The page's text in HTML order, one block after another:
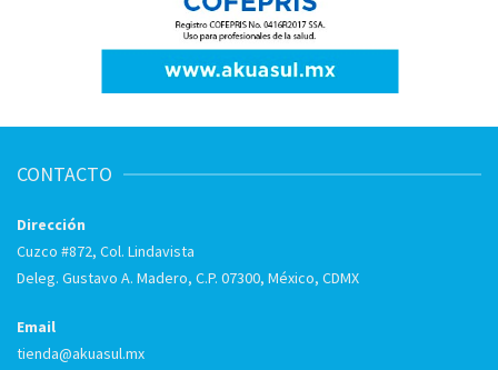
CONTACTO
Dirección
Cuzco #872, Col. Lindavista
Deleg. Gustavo A. Madero, C.P. 07300, México, CDMX
Email
tienda@akuasul.mx